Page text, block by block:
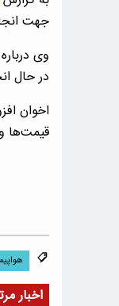
جهت
وی
در حال
اخوان
قیمت‌ها
اخبار